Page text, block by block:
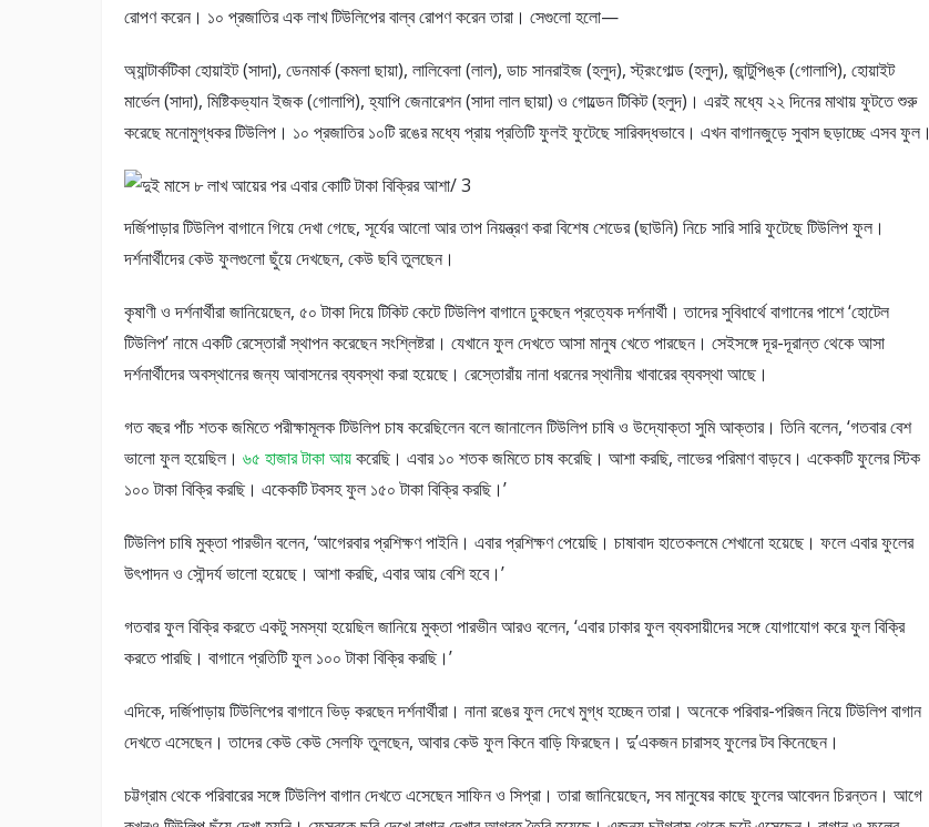
রোপণ করেন। ১০ প্রজাতির এক লাখ টিউলিপের বাল্ব রোপণ করেন তারা। সেগুলো হলো—
অ্যান্টার্কটিকা হোয়াইট (সাদা), ডেনমার্ক (কমলা ছায়া), লালিবেলা (লাল), ডাচ সানরাইজ (হলুদ), স্ট্রংগোল্ড (হলুদ), জান্টুপিঙ্ক (গোলাপি), হোয়াইট
মার্ভেল (সাদা), মিষ্টিকভ্যান ইজক (গোলাপি), হ্যাপি জেনারেশন (সাদা লাল ছায়া) ও গোল্ডেন টিকিট (হলুদ)। এরই মধ্যে ২২ দিনের মাথায় ফুটতে শুরু
করেছে মনোমুগ্ধকর টিউলিপ। ১০ প্রজাতির ১০টি রঙের মধ্যে প্রায় প্রতিটি ফুলই ফুটেছে সারিবদ্ধভাবে। এখন বাগানজুড়ে সুবাস ছড়াচ্ছে এসব ফুল।
দর্জিপাড়ার টিউলিপ বাগানে গিয়ে দেখা গেছে, সূর্যের আলো আর তাপ নিয়ন্ত্রণ করা বিশেষ শেডের (ছাউনি) নিচে সারি সারি ফুটেছে টিউলিপ ফুল।
দর্শনার্থীদের কেউ ফুলগুলো ছুঁয়ে দেখছেন, কেউ ছবি তুলছেন।
কৃষাণী ও দর্শনার্থীরা জানিয়েছেন, ৫০ টাকা দিয়ে টিকিট কেটে টিউলিপ বাগানে ঢুকছেন প্রত্যেক দর্শনার্থী। তাদের সুবিধার্থে বাগানের পাশে ‘হোটেল
টিউলিপ’ নামে একটি রেস্তোরাঁ স্থাপন করেছেন সংশ্লিষ্টরা। যেখানে ফুল দেখতে আসা মানুষ খেতে পারছেন। সেইসঙ্গে দূর-দূরান্ত থেকে আসা
দর্শনার্থীদের অবস্থানের জন্য আবাসনের ব্যবস্থা করা হয়েছে। রেস্তোরাঁয় নানা ধরনের স্থানীয় খাবারের ব্যবস্থা আছে।
গত বছর পাঁচ শতক জমিতে পরীক্ষামূলক টিউলিপ চাষ করেছিলেন বলে জানালেন টিউলিপ চাষি ও উদ্যোক্তা সুমি আক্তার। তিনি বলেন, ‘গতবার বেশ
ভালো ফুল হয়েছিল। ৬৫ হাজার টাকা আয়করেছি। এবার ১০ শতক জমিতে চাষ করেছি। আশা করছি, লাভের পরিমাণ বাড়বে। একেকটি ফুলের স্টিক
১০০ টাকা বিক্রি করছি। একেকটি টবসহ ফুল ১৫০ টাকা বিক্রি করছি।’
টিউলিপ চাষি মুক্তা পারভীন বলেন, ‘আগেরবার প্রশিক্ষণ পাইনি। এবার প্রশিক্ষণ পেয়েছি। চাষাবাদ হাতেকলমে শেখানো হয়েছে। ফলে এবার ফুলের
উৎপাদন ও সৌন্দর্য ভালো হয়েছে। আশা করছি, এবার আয় বেশি হবে।’
গতবার ফুল বিক্রি করতে একটু সমস্যা হয়েছিল জানিয়ে মুক্তা পারভীন আরও বলেন, ‌‘এবার ঢাকার ফুল ব্যবসায়ীদের সঙ্গে যোগাযোগ করে ফুল বিক্রি
করতে পারছি। বাগানে প্রতিটি ফুল ১০০ টাকা বিক্রি করছি।’
এদিকে, দর্জিপাড়ায় টিউলিপের বাগানে ভিড় করছেন দর্শনার্থীরা। নানা রঙের ফুল দেখে মুগ্ধ হচ্ছেন তারা। অনেকে পরিবার-পরিজন নিয়ে টিউলিপ বাগান
দেখতে এসেছেন। তাদের কেউ কেউ সেলফি তুলছেন, আবার কেউ ফুল কিনে বাড়ি ফিরছেন। দু’একজন চারাসহ ফুলের টব কিনেছেন।
চট্টগ্রাম থেকে পরিবারের সঙ্গে টিউলিপ বাগান দেখতে এসেছেন সাফিন ও সিপ্রা। তারা জানিয়েছেন, সব মানুষের কাছে ফুলের আবেদন চিরন্তন। আগে